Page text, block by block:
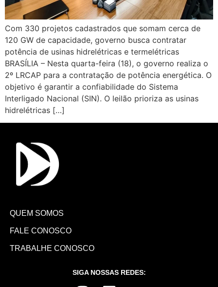
Com 330 projetos cadastrados que somam cerca de
120 GW de capacidade, governo busca contratar
potência de usinas hidrelétricas e termelétricas
BRASÍLIA – Nesta quarta-feira (18), o governo realiza o
2º LRCAP para a contratação de potência energética. O
objetivo é garantir a confiabilidade do Sistema
Interligado Nacional (SIN). O leilão prioriza as usinas
hidrelétricas […]
QUEM SOMOS
FALE CONOSCO
TRABALHE CONOSCO
SIGA NOSSAS REDES: